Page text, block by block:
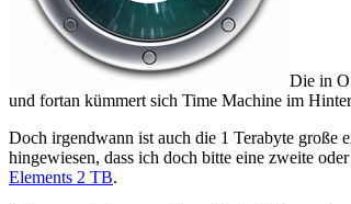
Die in
und fortan kümmert sich Time Machine im
Doch irgendwann ist auch die 1 Terabyte große
hingewiesen, dass ich doch bitte eine zweite
Elements 2 TB.